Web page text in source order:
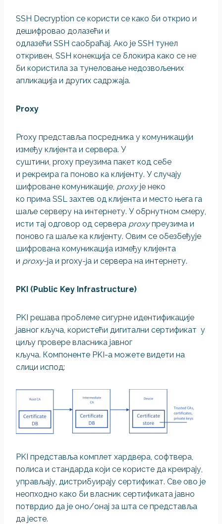
SSH Decryption се користи се како би открио и
дешифровао долазећи и
одлазећи SSH саобраћај. Ако је SSH тунел
откривен, SSH конекција се блокира како се не
би користила за тунеловање недозвољених
апликација и других садржаја.
Proxy
Proxy представља посредника у комуникацији
између клијента и сервера. У
суштини, proxy преузима пакет код себе
и рекреира га поново ка клијенту. У случају
шифроване комуникације, proxyје неко
ко прима SSL захтев од клијента и место њега га
шаље серверу на интернету. У обрнутном смеру,
исти тај одговор од сервера proxyпреузима и
поново га шаље ка клијенту. Овим се обезбеђује
шифрована комуникација између клијента
и proxy-ja и proxy-ja и сервера на интернету.
PKI (Public Key Infrastructure)
PKI решава проблеме сигурне идентификације
јавног кључа, користећи дигитални сертификат у
циљу провере власника јавног
кључа. Компоненте PKI-a можете видети на
слици испод:
PKI представља комплет хардвера, софтвера,
полиса и стандарда који се користе да креирају,
управљају, дистрибуирају сертификат. Све ово је
неопходно како би власник сертификата јавно
потврдио да је оно/онај за шта се представља
да јесте.